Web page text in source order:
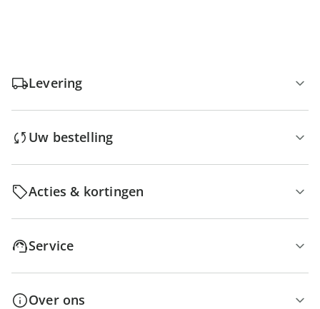
Levering
Uw bestelling
Acties & kortingen
Service
Over ons